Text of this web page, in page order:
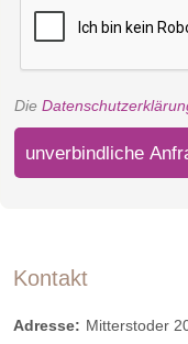
Die
unverbindliche
Kontakt
Adresse: Mitterstoder